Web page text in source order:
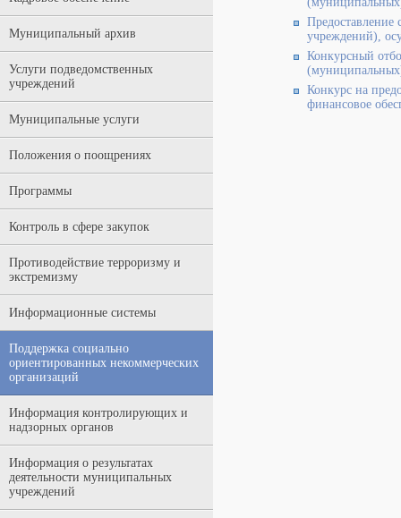
Муниципальный архив
Услуги подведомственных
учреждений
Муниципальные услуги
Положения о поощрениях
Программы
Контроль в сфере закупок
Противодействие терроризму и
экстремизму
Информационные системы
Поддержка социально
ориентированных некоммерческих
организаций
Информация контролирующих и
надзорных органов
Информация о результатах
деятельности муниципальных
учреждений
учреждений),
Конкурсный
Конкурс на
финансовое